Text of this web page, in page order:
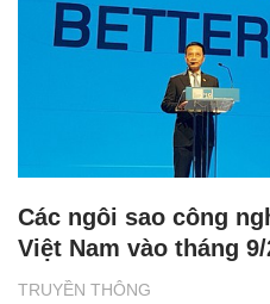
TRUYỀN THÔNG
Các ngôi sao công
Việt Nam vào tháng 9/